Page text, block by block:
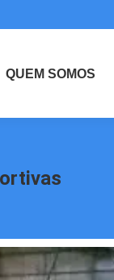
QUEM SOMOS